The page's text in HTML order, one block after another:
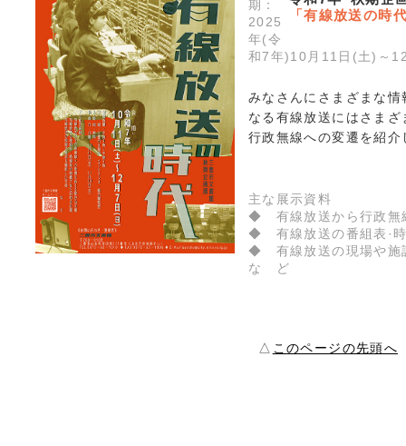
「有線放送の時
期：
2025
年(令
和7年)10月11日(土)～
みなさんにさまざまな
なる有線放送にはさま
行政無線への変遷を紹介
主な展示資料
◆ 有線放送から行政無
◆ 有線放送の番組表·時
◆ 有線放送の現場や施
な ど
△ このページの先頭へ